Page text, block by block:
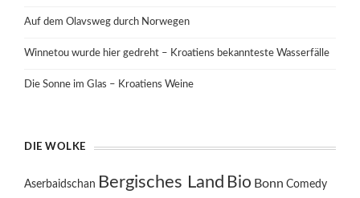
Auf dem Olavsweg durch Norwegen
Winnetou wurde hier gedreht – Kroatiens bekannteste Wasserfälle
Die Sonne im Glas – Kroatiens Weine
DIE WOLKE
Aserbaidschan Bergisches Land Bio Bonn Comedy